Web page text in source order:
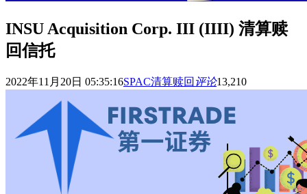
INSU Acquisition Corp. III (IIII) 清算赎
回信托
2022年11月20日 05:35:16SPAC清算赎回 评论13,210